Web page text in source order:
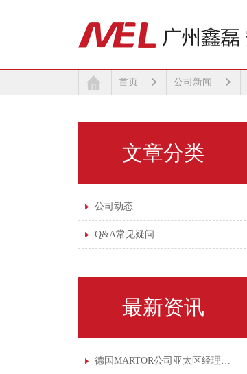
首页 公司新闻
文章分类
公司动态
Q&A常见疑问
最新资讯
德国MARTOR公司亚太区经理亲临广州鑫磊培训